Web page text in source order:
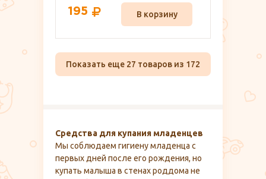
195 В корзину
Показать еще 27 товаров из 172
Средства для купания младенцев
Мы соблюдаем гигиену младенца с
первых дней после его рождения, но
купать малыша в стенах роддома не